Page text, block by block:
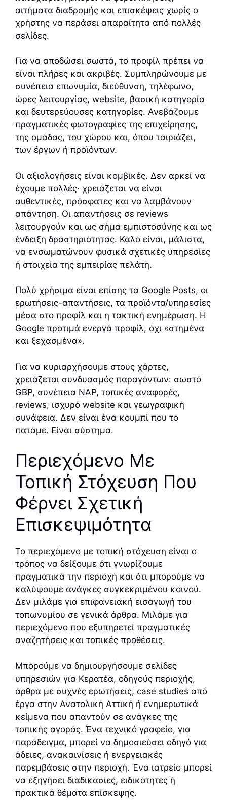
αιτήματα διαδρομής και επισκέψεις χωρίς ο
χρήστης να περάσει απαραίτητα από πολλές
σελίδες.
Για να αποδώσει σωστά, το προφίλ πρέπει να
είναι πλήρες και ακριβές. Συμπληρώνουμε με
συνέπεια επωνυμία, διεύθυνση, τηλέφωνο,
ώρες λειτουργίας, website, βασική κατηγορία
και δευτερεύουσες κατηγορίες. Ανεβάζουμε
πραγματικές φωτογραφίες της επιχείρησης,
της ομάδας, του χώρου και, όπου ταιριάζει,
των έργων ή προϊόντων.
Οι αξιολογήσεις είναι κομβικές. Δεν αρκεί να
έχουμε πολλές· χρειάζεται να είναι
αυθεντικές, πρόσφατες και να λαμβάνουν
απάντηση. Οι απαντήσεις σε reviews
λειτουργούν και ως σήμα εμπιστοσύνης και ως
ένδειξη δραστηριότητας. Καλό είναι, μάλιστα,
να ενσωματώνουν φυσικά σχετικές υπηρεσίες
ή στοιχεία της εμπειρίας πελάτη.
Πολύ χρήσιμα είναι επίσης τα Google Posts, οι
ερωτήσεις-απαντήσεις, τα προϊόντα/υπηρεσίες
μέσα στο προφίλ και η τακτική ενημέρωση. Η
Google προτιμά ενεργά προφίλ, όχι «στημένα
και ξεχασμένα».
Για να κυριαρχήσουμε στους χάρτες,
χρειάζεται συνδυασμός παραγόντων: σωστό
GBP, συνέπεια NAP, τοπικές αναφορές,
reviews, ισχυρό website και γεωγραφική
συνάφεια. Δεν είναι ένα κουμπί που το
πατάμε. Είναι σύστημα.
Περιεχόμενο Με
Τοπική Στόχευση Που
Φέρνει Σχετική
Επισκεψιμότητα
Το περιεχόμενο με τοπική στόχευση είναι ο
τρόπος να δείξουμε ότι γνωρίζουμε
πραγματικά την περιοχή και ότι μπορούμε να
καλύψουμε ανάγκες συγκεκριμένου κοινού.
Δεν μιλάμε για επιφανειακή εισαγωγή του
τοπωνυμίου σε γενικά άρθρα. Μιλάμε για
περιεχόμενο που εξυπηρετεί πραγματικές
αναζητήσεις και τοπικές προθέσεις.
Μπορούμε να δημιουργήσουμε σελίδες
υπηρεσιών για Κερατέα, οδηγούς περιοχής,
άρθρα με συχνές ερωτήσεις, case studies από
έργα στην Ανατολική Αττική ή ενημερωτικά
κείμενα που απαντούν σε ανάγκες της
τοπικής αγοράς. Ένα τεχνικό γραφείο, για
παράδειγμα, μπορεί να δημοσιεύσει οδηγό για
άδειες, ανακαινίσεις ή ενεργειακές
παρεμβάσεις στην περιοχή. Ένα ιατρείο μπορεί
να εξηγήσει διαδικασίες, ειδικότητες ή
πρακτικά θέματα επίσκεψης.